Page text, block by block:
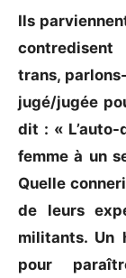
Ils
contredisent
trans,
jugé/jugée
dit : «
femme à un
Quelle
de leurs
militants. Un
pour